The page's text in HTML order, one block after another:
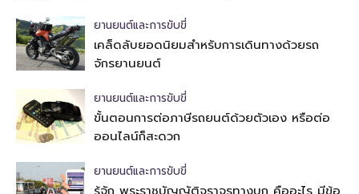
ยานยนต์และการขับขี่
เคล็ดลับยอดนิยมสำหรับการเดินทางด้วยรถ
จักรยานยนต์
ยานยนต์และการขับขี่
ขั้นตอนการต่อภาษีรถยนต์ด้วยตัวเอง หรือต่อ
ออนไลน์ก็สะดวก
ยานยนต์และการขับขี่